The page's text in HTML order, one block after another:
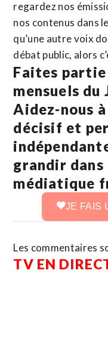
regardez nos
nos contenus dans
qu’une autre voix
débat public, alors
Faites
mensuels du
Aidez-nous
décisif et
grandir dans
médiatique
JE FAIS
Les commentaires
TV EN